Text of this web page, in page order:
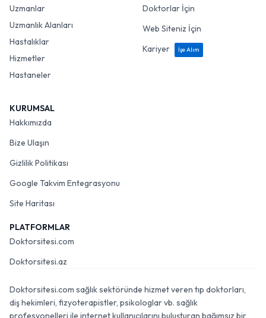
Uzmanlar
Uzmanlık Alanları
Hastalıklar
Hizmetler
Hastaneler
Doktorlar İçin
Web Siteniz İçin
Kariyer
İşe Alım
KURUMSAL
Hakkımızda
Bize Ulaşın
Gizlilik Politikası
Google Takvim Entegrasyonu
Site Haritası
PLATFORMLAR
Doktorsitesi.com
Doktorsitesi.az
Doktorsitesi.com sağlık sektöründe hizmet veren tıp doktorları,
diş hekimleri, fizyoterapistler, psikologlar vb. sağlık
profesyonelleri ile internet kullanıcılarını buluşturan bağımsız bir